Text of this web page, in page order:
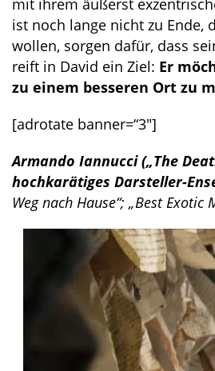
ist noch lange nicht zu Ende,
wollen, sorgen dafür, dass
reift in David ein Ziel: Er
zu einem besseren Ort zu
[adrotate banner=“3″]
Armando Iannucci(„The
hochkarätiges Darsteller-
Weg nach Hause“; „Best